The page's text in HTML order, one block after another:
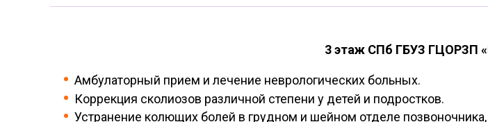
3 этаж СПб ГБУЗ ГЦОРЗП
Амбулаторный прием и лечение неврологических больных.
Коррекция сколиозов различной степени у детей и подростков.
Устранение колющих болей в грудном и шейном отделе